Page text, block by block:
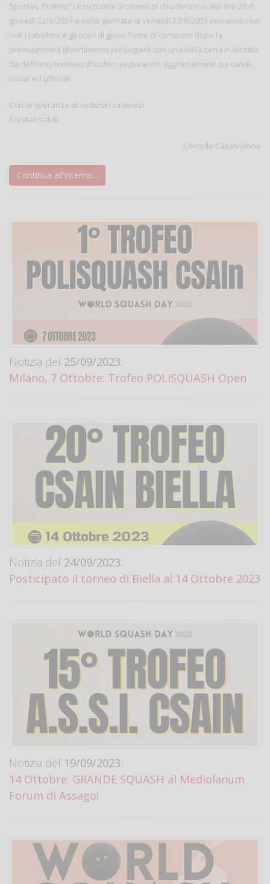
Sportivo Pralino? Le iscrizioni al torneo si chiuderanno alle ore 20 di
giovedì 22/6/2024 e nella giornata di venerdì 23/6/2023 verranno resi
noti i tabelloni e gli orari di gioco.Come di consueto dopo la
premiazione il divertimento proseguirà con una bella cena in località
da definirsi, teneteci d’occhio: seguiranno aggiornamenti sui canali
social ed ufficiali!
Con la speranza di vedervi numerosi
Cordiali saluti
Corrado Casalvolone
Continua all'interno...
Notizia del 25/09/2023:
Milano, 7 Ottobre: Trofeo POLISQUASH Open
Notizia del 24/09/2023:
Posticipato il torneo di Biella al 14 Ottobre 2023
Notizia del 19/09/2023:
14 Ottobre: GRANDE SQUASH al Mediolanum
Forum di Assago!